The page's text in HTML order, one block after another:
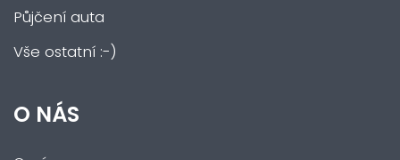
Půjčení auta
Vše ostatní :-)
O NÁS